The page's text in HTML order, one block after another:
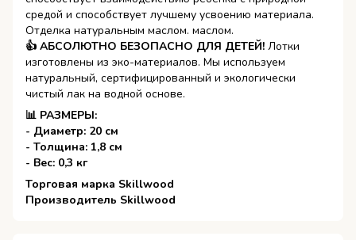
средой и способствует лучшему усвоению материала.
Отделка натуральным маслом. маслом.
👍 АБСОЛЮТНО БЕЗОПАСНО ДЛЯ ДЕТЕЙ! Лотки
изготовлены из эко-материалов. Мы используем
натуральный, сертифицированный и экологически
чистый лак на водной основе.
📊 РАЗМЕРЫ:
- Диаметр: 20 см
- Толщина: 1,8 см
- Вес: 0,3 кг
​​​​​​​Торговая марка Skillwood
Производитель Skillwood